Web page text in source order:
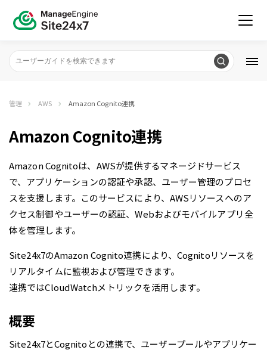
管理 AWS Amazon Cognito連携
Amazon Cognito連携
Amazon Cognitoは、AWSが提供するマネージドサービス
で、アプリケーションの認証や承認、ユーザー管理のプロセ
スを支援します。このサービスにより、AWSリソースへのア
クセス制御やユーザーの認証、Webおよびモバイルアプリ全
体を管理します。
Site24x7のAmazon Cognito連携により、Cognitoリソースを
リアルタイムに監視および管理できます。
連携ではCloudWatchメトリックを活用します。
概要
Site24x7とCognitoとの連携で、ユーザープールやアプリケー